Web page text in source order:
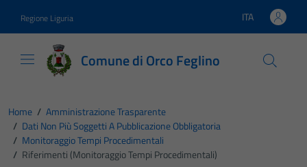
Regione Liguria Lingua attiva:
ITA
Comune di Orco Feglino
Home / Amministrazione Trasparente
/ Dati Non Più Soggetti A Pubblicazione Obbligatoria
/ Monitoraggio Tempi Procedimentali
/ Riferimenti (Monitoraggio Tempi Procedimentali)